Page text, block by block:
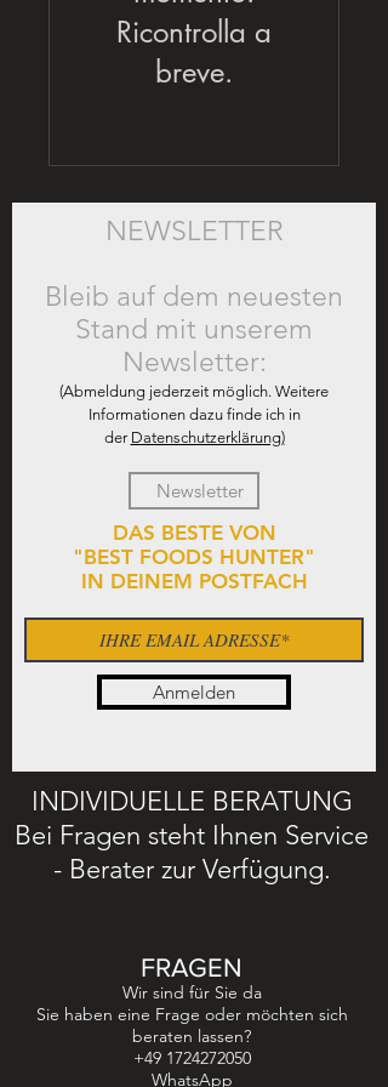
Ricontrolla a
breve.
NEWSLETTER
Bleib auf dem neuesten
Stand mit unserem
Newsletter:
(Abmeldung jederzeit möglich. Weitere
Informationen dazu finde ich in
der Datenschutzerklärung)
DAS BESTE VON
"BEST FOODS HUNTER"
IN DEINEM POSTFACH
Anmelden
INDIVIDUELLE BERATUNG
Bei Fragen steht Ihnen Service
- Berater zur Verfügung.
FRAGEN
Wir sind für Sie da
Sie haben eine Frage oder möchten sich
beraten lassen?
+49 1724272050
WhatsApp